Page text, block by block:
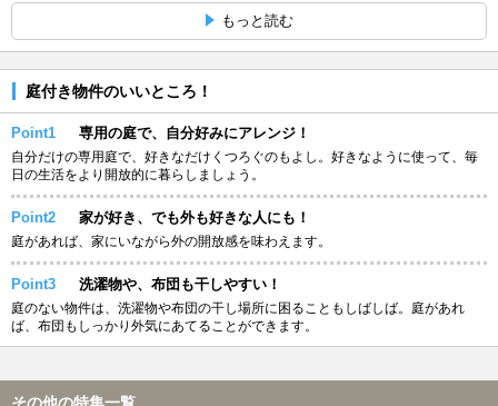
もっと読む
庭付き物件のいいところ！
Point1 専用の庭で、自分好みにアレンジ！
自分だけの専用庭で、好きなだけくつろぐのもよし。好きなように使って、毎
日の生活をより開放的に暮らしましょう。
Point2 家が好き、でも外も好きな人にも！
庭があれば、家にいながら外の開放感を味わえます。
Point3 洗濯物や、布団も干しやすい！
庭のない物件は、洗濯物や布団の干し場所に困ることもしばしば。庭があれ
ば、布団もしっかり外気にあてることができます。